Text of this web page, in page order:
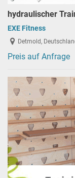
hydraulischer
EXE Fitness
Detmold,
Preis auf Anfrage